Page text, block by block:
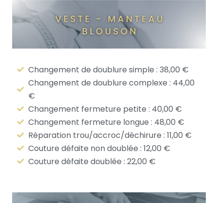
Changement de doublure simple : 38,00 €
Changement de doublure complexe : 44,00
€
Changement fermeture petite : 40,00 €
Changement fermeture longue : 48,00 €
Réparation trou/accroc/déchirure : 11,00 €
Couture défaite non doublée : 12,00 €
Couture défaite doublée : 22,00 €